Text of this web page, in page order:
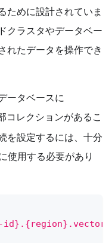
ために設計されていま
クラスタやデータベー
れたデータを操作でき
ータベースに
コレクションがあるこ
を設定するには、十分
使用する必要があり